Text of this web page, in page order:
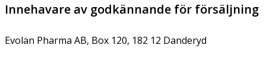
Innehavare av godkännande för försäljning
Evolan Pharma AB, Box 120, 182 12 Danderyd